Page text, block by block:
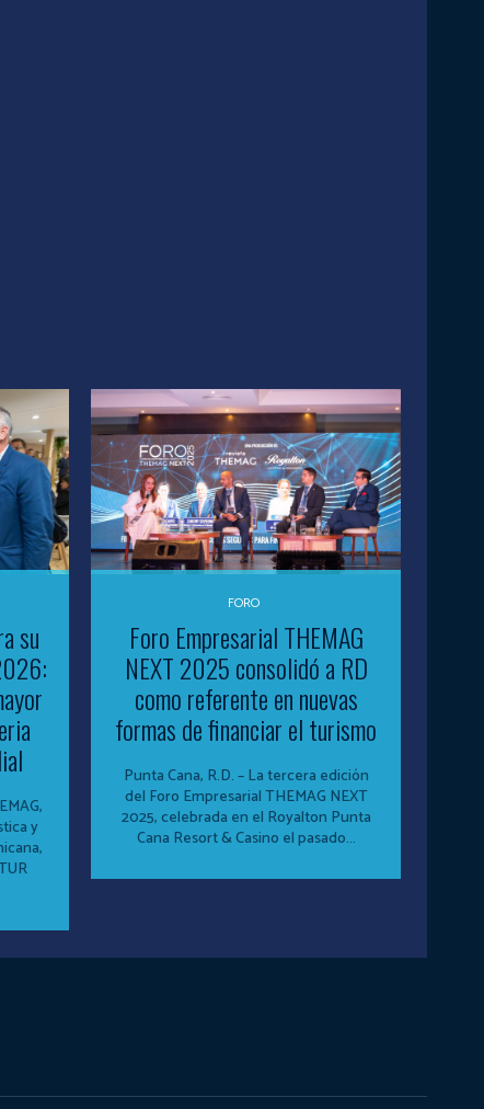
Continue to the category
su
y
FORO
Foro Empresarial THEMAG
NEXT 2025 consolidó a RD
como referente en nuevas
formas de financiar el turismo
Punta Cana, R.D. – La tercera edición
del Foro Empresarial THEMAG NEXT
2025, celebrada en el Royalton Punta
Cana Resort & Casino el pasado...